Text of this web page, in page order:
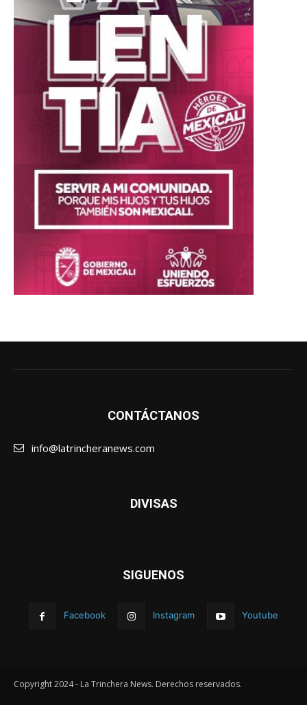
CONTÁCTANOS
info@latrincheranews.com
DIVISAS
SIGUENOS
Facebook Instagram Youtube
Copyright 2024 - La Trinchera News. Derechos reservados.